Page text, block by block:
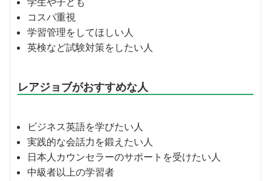
コスパ重視
学習管理をしてほしい人
英検など試験対策をしたい人
レアジョブがおすすめな人
ビジネス英語を学びたい人
実践的な会話力を鍛えたい人
日本人カウンセラーのサポートを受けたい人
中級者以上の学習者